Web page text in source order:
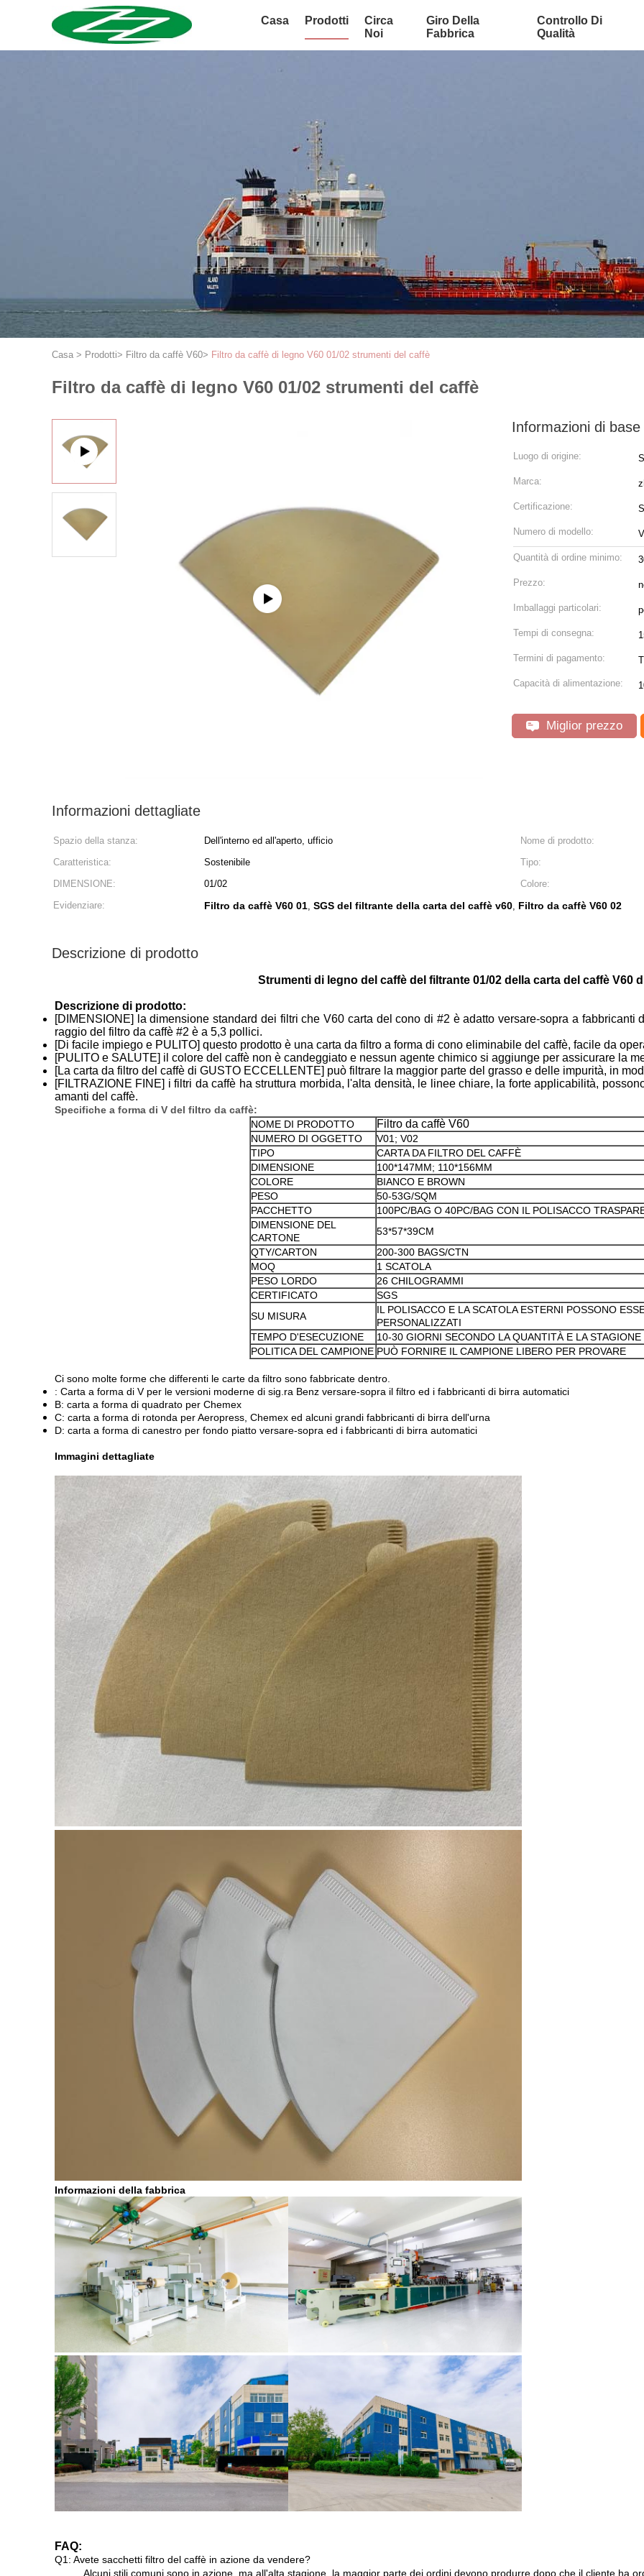
Casa Prodotti
Circa
Noi
Giro Della
Fabbrica
Controllo Di
Qualità
Casa > Prodotti> Filtro da caffè V60> Filtro da caffè di legno V60 01/02 strumenti del caffè
Filtro da caffè di legno V60 01/02 strumenti del caffè
Informazioni di base
Luogo di origine:
Marca:
Certificazione:
Numero di modello:
Quantità di ordine minimo:
Prezzo:
Imballaggi particolari:
Tempi di consegna:
Termini di pagamento:
Capacità di alimentazione:
Miglior prezzo
Informazioni dettagliate
Spazio della stanza: Dell'interno ed all'aperto, ufficio
Nome di prodotto:
Caratteristica:
Sostenibile
Tipo:
DIMENSIONE:
01/02
Colore:
Evidenziare:
Filtro da caffè V60 01, SGS del filtrante della carta del caffè v60, Filtro da caffè V60 02
Descrizione di prodotto
Strumenti di legno del caffè del filtrante 01/02 della carta del caffè V60
Descrizione di prodotto:
[DIMENSIONE] la dimensione standard dei filtri che V60 carta del cono di #2 è adatto versare-sopra a
raggio del filtro da caffè #2 è a 5,3 pollici.
[Di facile impiego e PULITO] questo prodotto è una carta da filtro a forma di cono eliminabile del caffè, facile da
[PULITO e SALUTE] il colore del caffè non è candeggiato e nessun agente chimico si aggiunge per assicurare la
[La carta da filtro del caffè di GUSTO ECCELLENTE] può filtrare la maggior parte del grasso e delle impurità, in
[FILTRAZIONE FINE] i filtri da caffè ha struttura morbida, l'alta densità, le linee chiare, la forte applicabilità,
amanti del caffè.
Specifiche a forma di V del filtro da caffè:
NOME DI PRODOTTO
Filtro da caffè V60
NUMERO DI OGGETTO
V01; V02
TIPO
CARTA DA FILTRO DEL CAFFÈ
DIMENSIONE
100*147MM; 110*156MM
COLORE
BIANCO E BROWN
PESO
50-53G/SQM
PACCHETTO
100PC/BAG O 40PC/BAG CON IL POLISACCO
DIMENSIONE DEL
CARTONE
53*57*39CM
QTY/CARTON
200-300 BAGS/CTN
MOQ
1 SCATOLA
PESO LORDO
26 CHILOGRAMMI
CERTIFICATO
SGS
SU MISURA
IL POLISACCO E LA SCATOLA ESTERNI POSSONO
PERSONALIZZATI
TEMPO D'ESECUZIONE
10-30 GIORNI SECONDO LA QUANTITÀ E LA STAGIONE
POLITICA DEL CAMPIONE PUÒ FORNIRE IL CAMPIONE LIBERO PER PROVARE
Ci sono molte forme che differenti le carte da filtro sono fabbricate dentro.
: Carta a forma di V per le versioni moderne di sig.ra Benz versare-sopra il filtro ed i fabbricanti di birra automatici
B: carta a forma di quadrato per Chemex
C: carta a forma di rotonda per Aeropress, Chemex ed alcuni grandi fabbricanti di birra dell'urna
D: carta a forma di canestro per fondo piatto versare-sopra ed i fabbricanti di birra automatici
Immagini dettagliate
Informazioni della fabbrica
FAQ:
Q1: Avete sacchetti filtro del caffè in azione da vendere?
Alcuni stili comuni sono in azione, ma all'alta stagione, la maggior parte dei ordini devono produrre dopo che il cliente ha